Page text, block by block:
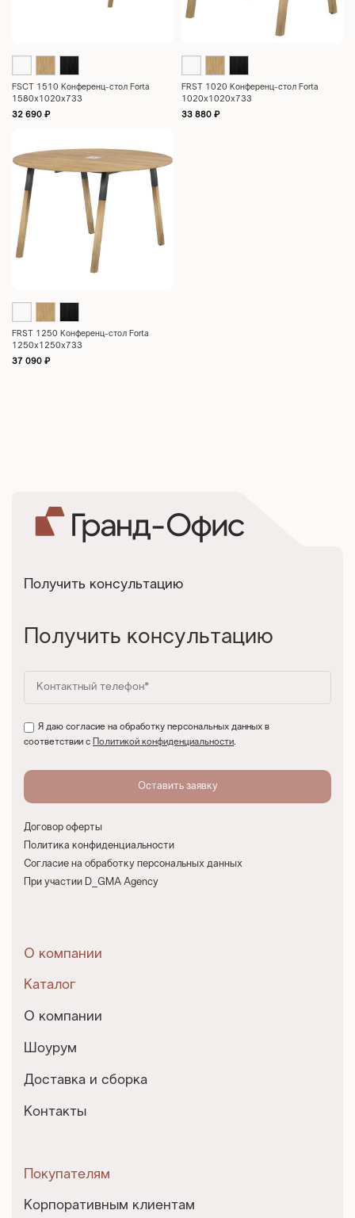
FSCT 1510 Конференц-стол Forta
1580х1020х733
32 690 ₽
FRST 1020 Конференц-стол Forta
1020х1020х733
33 880 ₽
FRST 1250 Конференц-стол Forta
1250х1250х733
37 090 ₽
Получить консультацию
Получить консультацию
Я даю согласие на обработку персональных данных в
соответствии с
Политикой конфиденциальности.
Договор оферты
Политика конфиденциальности
Согласие на обработку персональных данных
При участии D_GMA Agency
О компании
Каталог
О компании
Шоурум
Доставка и сборка
Контакты
Покупателям
Корпоративным клиентам